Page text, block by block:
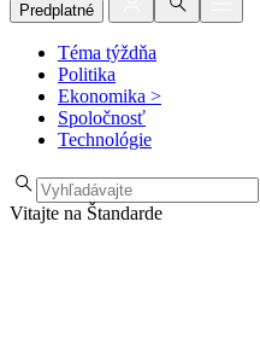
Predplatné
Téma týždňa
Politika
Ekonomika >
Spoločnosť
Technológie
Vitajte na Štandarde